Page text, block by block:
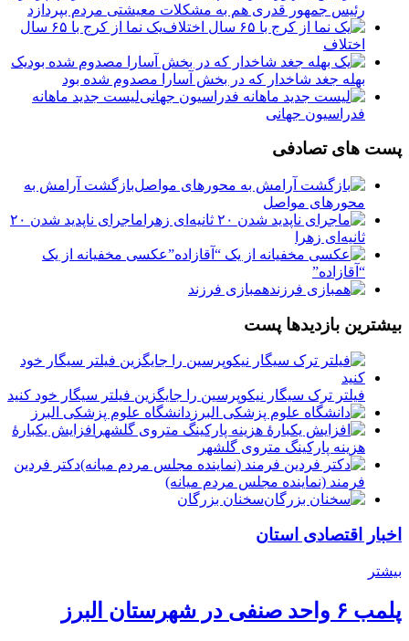
رئیس جمهور قدری هم به مشکلات معیشتی مردم بپردازد
یک نما از کرج با ۶۵ سال
اختلاف
یک
بهله جغد شاخدار که در بخش آسارا مصدوم شده بود
لیست جدید ماهانه
فدراسیون جهانی
پست های تصادفی
بازگشت آرامش به
محورهای مواصل
ماجرای ناپدید شدن ۲۰
ثانیه‌ای زهرا
عکسی مخفیانه از یک
“آقازاده”
همبازی فرزند
بیشترین بازدیدها پست
فیلتر ترک سیگار نیکوپرسین را جایگزین فیلتر سیگار خود کنید
دانشگاه علوم پزشکی البرز
افزایش یکبارۀ
هزینه پارکینگ متروی گلشهر
دكتر فردين
فرمند (نماينده مجلس مردم میانه)
سخنان بزرگان
اخبار اقتصادی استان
بیشتر
پلمب ۶ واحد صنفی در شهرستان البرز